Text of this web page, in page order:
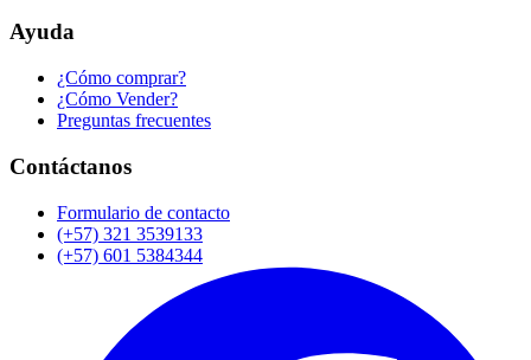
Ayuda
¿Cómo comprar?
¿Cómo Vender?
Preguntas frecuentes
Contáctanos
Formulario de contacto
(+57) 321 3539133
(+57) 601 5384344